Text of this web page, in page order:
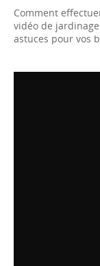
Comment
vidéo de
astuces pour vos